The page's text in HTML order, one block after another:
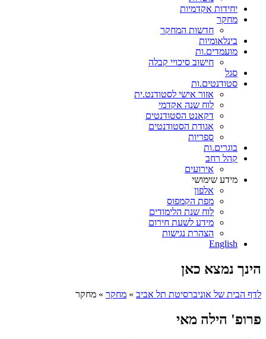
יחידות אקדמיות
מחקר
חדשות המחקר
בינלאומיות
מועמדים.ות
חישוב סיכויי קבלה
סגל
סטודנטים.ות
אזור אישי לסטודנט.ית
לוח שנה אקדמי
דקאנט הסטודנטים
אגודת הסטודנטים
ספריות
בוגרים.ות
קהל רחב
אירועים
מידע שימושי
אלפון
מפת הקמפוס
לוח שנת הלימודים
מידע לשעת חירום
הצהרת נגישות
English
הינך נמצא כאן
לדף הבית של אוניברסיטת תל אביב » מחקר » מחקר
פרופ' הילה מאי